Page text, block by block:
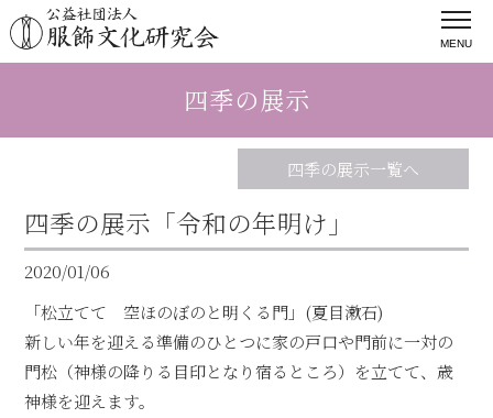
MENU
四季の展示
四季の展示一覧へ
四季の展示「令和の年明け」
2020/01/06
「松立てて 空ほのぼのと明くる門」(夏目漱石)
新しい年を迎える準備のひとつに家の戸口や門前に一対の
門松（神様の降りる目印となり宿るところ）を立てて、歳
神様を迎えます。